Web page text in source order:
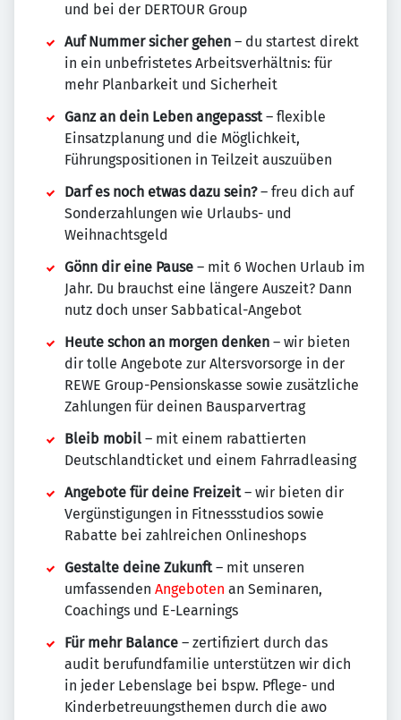
und bei der DERTOUR Group
Auf Nummer sicher gehen – du startest direkt
in ein unbefristetes Arbeitsverhältnis: für
mehr Planbarkeit und Sicherheit
Ganz an dein Leben angepasst– flexible
Einsatzplanung und die Möglichkeit,
Führungspositionen in Teilzeit auszuüben
Darf es noch etwas dazu sein?– freu dich auf
Sonderzahlungen wie Urlaubs- und
Weihnachtsgeld
Gönn dir eine Pause – mit 6 Wochen Urlaub im
Jahr. Du brauchst eine längere Auszeit? Dann
nutz doch unser Sabbatical-Angebot
Heute schon an morgen denken – wir bieten
dir tolle Angebote zur Altersvorsorge in der
REWE Group-Pensionskasse sowie zusätzliche
Zahlungen für deinen Bausparvertrag
Bleib mobil – mit einem rabattierten
Deutschlandticket und einem Fahrradleasing
Angebote für deine Freizeit– wir bieten dir
Vergünstigungen in Fitnessstudios sowie
Rabatte bei zahlreichen Onlineshops
Gestalte deine Zukunft– mit unseren
umfassenden Angeboten an Seminaren,
Coachings und E-Learnings
Für mehr Balance – zertifiziert durch das
audit berufundfamilie unterstützen wir dich
in jeder Lebenslage bei bspw. Pflege- und
Kinderbetreuungsthemen durch die awo